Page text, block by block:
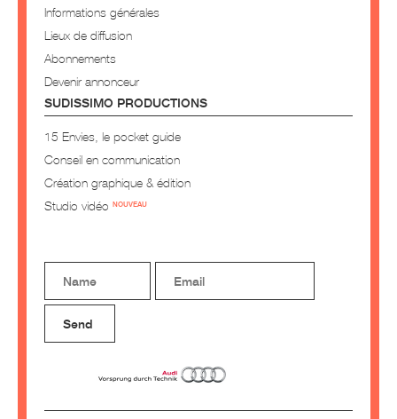
Informations générales
Lieux de diffusion
Abonnements
Devenir annonceur
SUDISSIMO PRODUCTIONS
15 Envies, le pocket guide
Conseil en communication
Création graphique & édition
Studio vidéo NOUVEAU